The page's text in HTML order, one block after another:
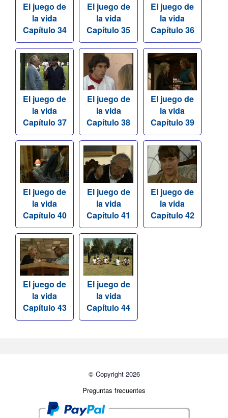
El juego de
la vida
Capítulo 34
El juego de
la vida
Capítulo 35
El juego de
la vida
Capítulo 36
El juego de
la vida
Capítulo 37
El juego de
la vida
Capítulo 38
El juego de
la vida
Capítulo 39
El juego de
la vida
Capítulo 40
El juego de
la vida
Capítulo 41
El juego de
la vida
Capítulo 42
El juego de
la vida
Capítulo 43
El juego de
la vida
Capítulo 44
© Copyright 2026
Preguntas frecuentes